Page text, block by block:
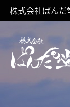
株式会社ぱんだ